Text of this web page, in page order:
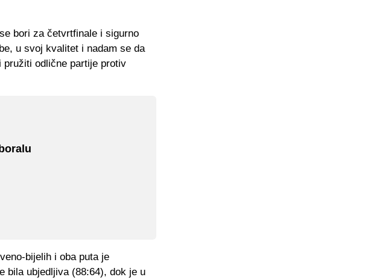
bori za četvrtfinale i sigurno
u svoj kvalitet i nadam se da
odlične partije protiv
bijelih i oba puta je
bila ubjedljiva (88:64), dok je u